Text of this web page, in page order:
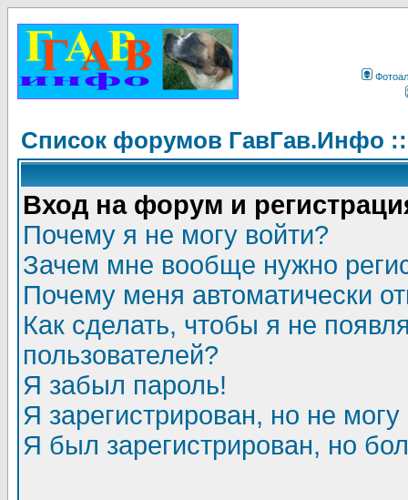
Список форумов ГавГав.Инфо
Вход на форум и
Почему я не могу войти?
Зачем мне вообще нужно
Почему меня автоматически
Как сделать, чтобы я не
пользователей?
Я забыл пароль!
Я зарегистрирован, но не могу
Я был зарегистрирован, но